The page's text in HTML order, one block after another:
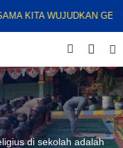
WUJUDKAN
di sekolah adalah